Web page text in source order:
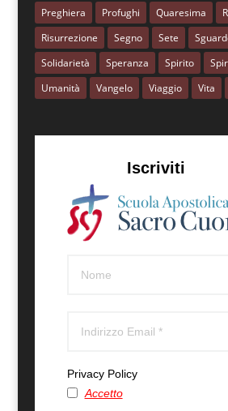
Preghiera
Profughi Quaresima
Risurrezione
Segno Sete
Solidarietà
Speranza Spirito
Umanità
Vangelo Viaggio Vita
Iscriviti
Privacy Policy
Accetto